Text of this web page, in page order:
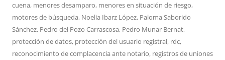
cuena, menores desamparo, menores en situación de riesgo,
motores de búsqueda, Noelia Ibarz López, Paloma Saborido
Sánchez, Pedro del Pozo Carrascosa, Pedro Munar Bernat,
protección de datos, protección del usuario registral, rdc,
reconocimiento de complacencia ante notario, registros de uniones